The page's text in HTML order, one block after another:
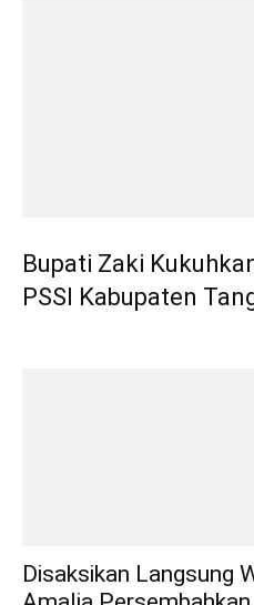
Bupati Zaki
PSSI Kabupaten
Disaksikan Langsung